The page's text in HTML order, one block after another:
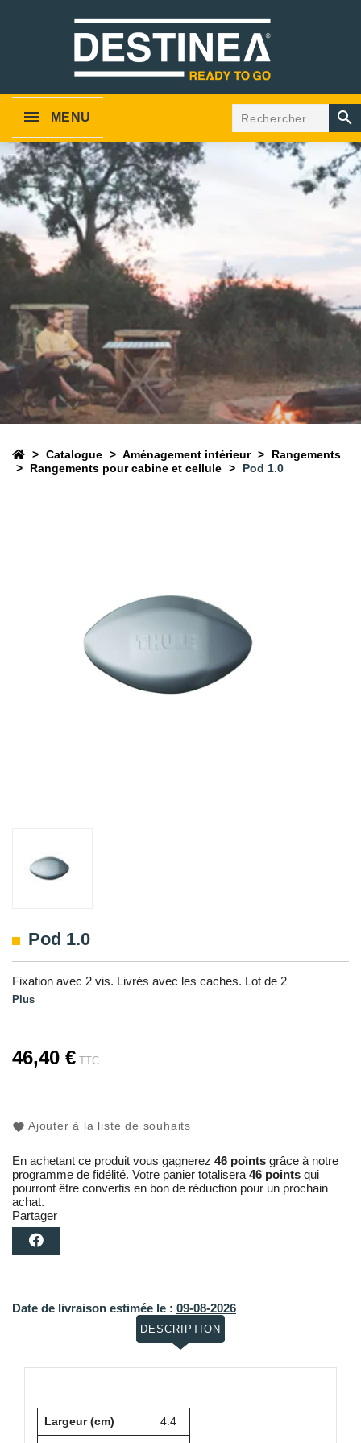
MENU 
Catalogue Aménagement intérieur
Rangements
Rangements pour cabine et cellule
Pod 1.0
Pod 1.0
Fixation avec 2 vis. Livrés avec les caches. Lot de 2
Plus
46,40 € TTC
Ajouter à la liste de souhaits
En achetant ce produit vous gagnerez 46 points grâce à notre
programme de fidélité. Votre panier totalisera 46 points qui
pourront être convertis en bon de réduction pour un prochain
achat.
Partager
Date de livraison estimée le : 09-08-2026
DESCRIPTION
Largeur (cm) 4.4